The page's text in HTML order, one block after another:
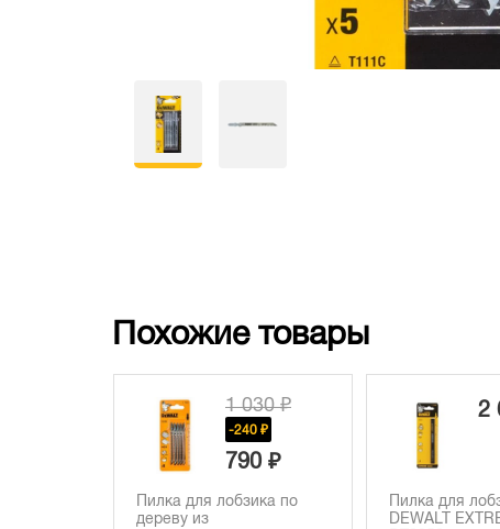
Похожие товары
1 030 ₽
-240 ₽
790 ₽
Пилка для лобзика по
дереву из
2
Пилка для
DEWALT